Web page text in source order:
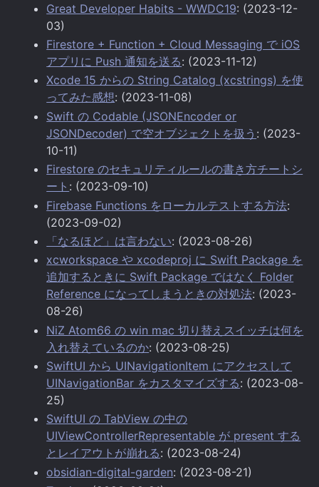
Great Developer Habits - WWDC19: (2023-12-
03)
Firestore + Function + Cloud Messaging で iOS
アプリに Push 通知を送る: (2023-11-12)
Xcode 15 からの String Catalog (xcstrings) を使
ってみた感想: (2023-11-08)
Swift の Codable (JSONEncoder or
JSONDecoder) で空オブジェクトを扱う : (2023-
10-11)
Firestore のセキュリティルールの書き方チートシ
ート : (2023-09-10)
Firebase Functions をローカルテストする方法:
(2023-09-02)
「なるほど」は言わない: (2023-08-26)
xcworkspace や xcodeproj に Swift Package を
追加するときに Swift Package ではなく Folder
Reference になってしまうときの対処法: (2023-
08-26)
NiZ Atom66 の win mac 切り替えスイッチは何を
入れ替えているのか: (2023-08-25)
SwiftUI から UINavigationItem にアクセスして
UINavigationBar をカスタマイズする: (2023-08-
25)
SwiftUI の TabView の中の
UIViewControllerRepresentable が present する
とレイアウトが崩れる: (2023-08-24)
obsidian-digital-garden: (2023-08-21)